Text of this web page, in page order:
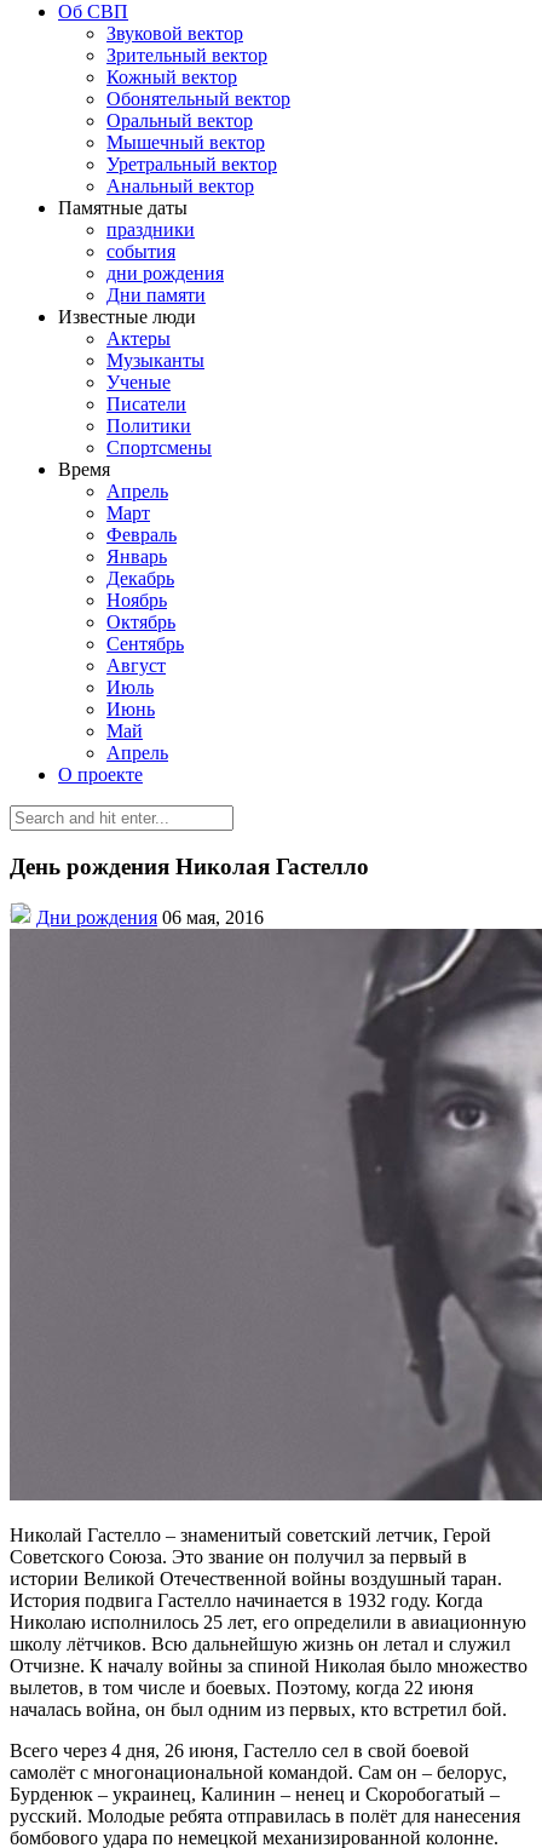
Об СВП
Звуковой вектор
Зрительный вектор
Кожный вектор
Обонятельный вектор
Оральный вектор
Мышечный вектор
Уретральный вектор
Анальный вектор
Памятные даты
праздники
события
дни рождения
Дни памяти
Известные люди
Актеры
Музыканты
Ученые
Писатели
Политики
Спортсмены
Время
Апрель
Март
Февраль
Январь
Декабрь
Ноябрь
Октябрь
Сентябрь
Август
Июль
Июнь
Май
Апрель
О проекте
День рождения Николая Гастелло
Дни рождения 06 мая, 2016
Николай Гастелло – знаменитый советский летчик, Герой
Советского Союза. Это звание он получил за первый в
истории Великой Отечественной войны воздушный таран.
История подвига Гастелло начинается в 1932 году. Когда
Николаю исполнилось 25 лет, его определили в авиационную
школу лётчиков. Всю дальнейшую жизнь он летал и служил
Отчизне. К началу войны за спиной Николая было множество
вылетов, в том числе и боевых. Поэтому, когда 22 июня
началась война, он был одним из первых, кто встретил бой.
Всего через 4 дня, 26 июня, Гастелло сел в свой боевой
самолёт с многонациональной командой. Сам он – белорус,
Бурденюк – украинец, Калинин – ненец и Скоробогатый –
русский. Молодые ребята отправилась в полёт для нанесения
бомбового удара по немецкой механизированной колонне.